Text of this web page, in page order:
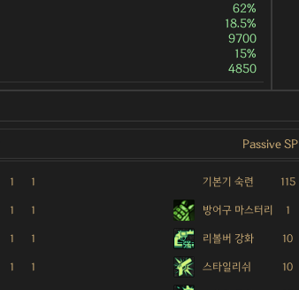
62%
18.5%
9700
15%
4850
Passive SP
1 1
1 1
1 1
1 1
기본기 숙련 115
방어구 마스터리 1
리볼버 강화 10
스타일리쉬 10